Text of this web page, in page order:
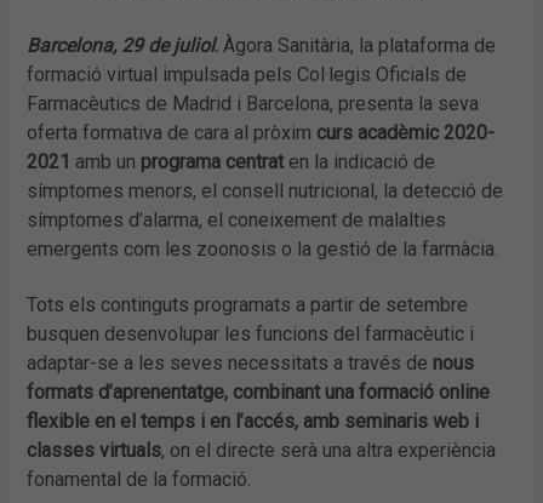
Barcelona, 29 de juliol.Àgora Sanitària, la plataforma de
formació virtual impulsada pels Col·legis Oficials de
Farmacèutics de Madrid i Barcelona, presenta la seva
oferta formativa de cara al pròxim curs acadèmic 2020-
2021 amb un programa centraten la indicació de
símptomes menors, el consell nutricional, la detecció de
símptomes d’alarma, el coneixement de malalties
emergents com les zoonosis o la gestió de la farmàcia.
Tots els continguts programats a partir de setembre
busquen desenvolupar les funcions del farmacèutic i
adaptar-se a les seves necessitats a través de nous
formats d’aprenentatge, combinant una formació online
flexible en el temps i en l’accés, amb seminaris web i
classes virtuals, on el directe serà una altra experiència
fonamental de la formació.